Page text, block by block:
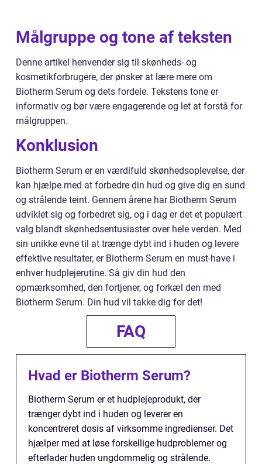
Målgruppe og tone af teksten
Denne artikel henvender sig til skønheds- og
kosmetikforbrugere, der ønsker at lære mere om
Biotherm Serum og dets fordele. Tekstens tone er
informativ og bør være engagerende og let at forstå for
målgruppen.
Konklusion
Biotherm Serum er en værdifuld skønhedsoplevelse, der
kan hjælpe med at forbedre din hud og give dig en sund
og strålende teint. Gennem årene har Biotherm Serum
udviklet sig og forbedret sig, og i dag er det et populært
valg blandt skønhedsentusiaster over hele verden. Med
sin unikke evne til at trænge dybt ind i huden og levere
effektive resultater, er Biotherm Serum en must-have i
enhver hudplejerutine. Så giv din hud den
opmærksomhed, den fortjener, og forkæl den med
Biotherm Serum. Din hud vil takke dig for det!
FAQ
Hvad er Biotherm Serum?
Biotherm Serum er et hudplejeprodukt, der
trænger dybt ind i huden og leverer en
koncentreret dosis af virksomme ingredienser. Det
hjælper med at løse forskellige hudproblemer og
efterlader huden ungdommelig og strålende.